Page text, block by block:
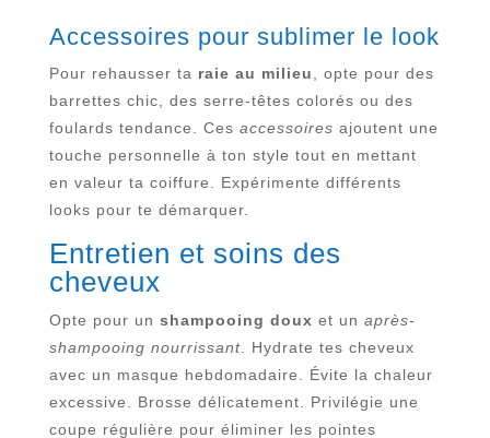
Accessoires pour sublimer le look
Pour rehausser ta raie au milieu
, opte pour des
barrettes chic, des serre-têtes colorés ou des
foulards tendance. Ces accessoires ajoutent une
touche personnelle à ton style tout en mettant
en valeur ta coiffure. Expérimente différents
looks pour te démarquer.
Entretien et soins des
cheveux
Opte pour un shampooing doux et un après-
shampooing nourrissant. Hydrate tes cheveux
avec un masque hebdomadaire. Évite la chaleur
excessive. Brosse délicatement. Privilégie une
coupe régulière pour éliminer les pointes